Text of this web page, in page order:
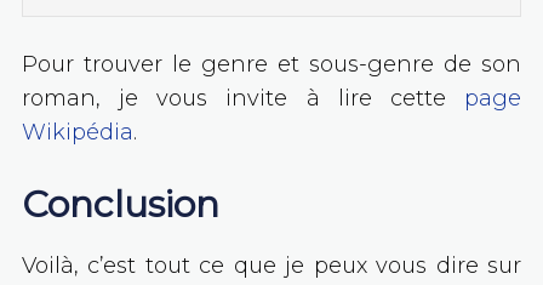
Pour trouver le genre et sous-genre de son
roman, je vous invite à lire cette page
Wikipédia.
Conclusion
Voilà, c’est tout ce que je peux vous dire sur